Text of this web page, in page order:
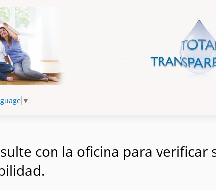
▼
con la oficina para verificar